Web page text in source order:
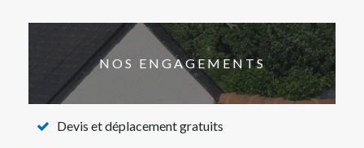
NOS ENGAGEMENTS
Devis et déplacement gratuits